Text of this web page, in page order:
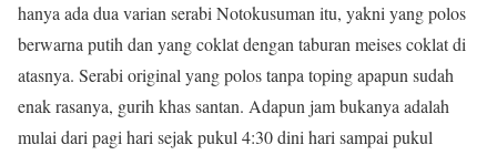
hanya ada dua varian serabi Notokusuman itu, yakni yang polos
berwarna putih dan yang coklat dengan taburan meises coklat di
atasnya. Serabi original yang polos tanpa toping apapun sudah
enak rasanya, gurih khas santan. Adapun jam bukanya adalah
mulai dari pagi hari sejak pukul 4:30 dini hari sampai pukul